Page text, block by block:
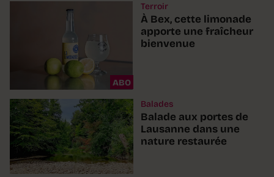
ABO
Terroir
À Bex, cette limonade
apporte une fraîcheur
bienvenue
Balades
Balade aux portes de
Lausanne dans une
nature restaurée